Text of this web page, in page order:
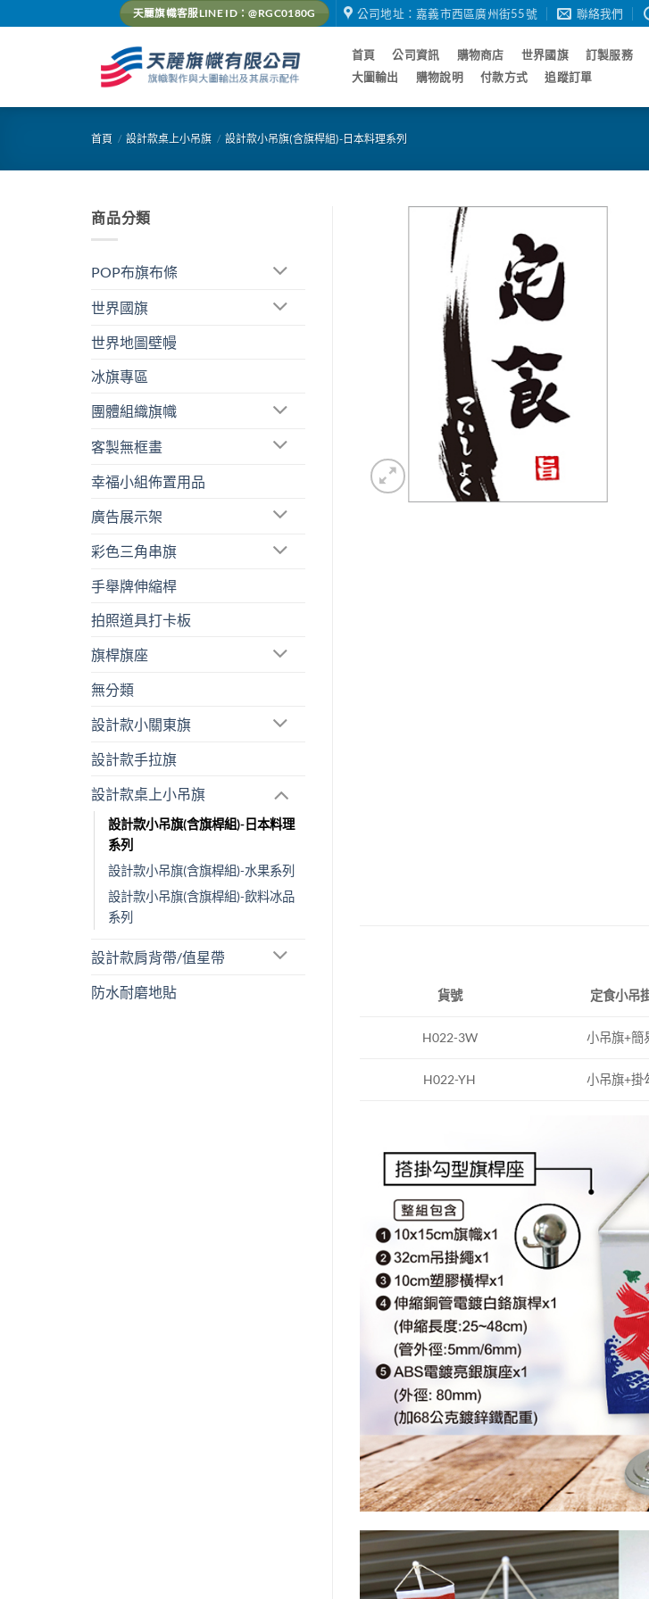
to
天麗旗幟客服LINE ID：@RGC0180G 公司地址：嘉義市西區廣州街55號 聯絡我們
首頁 公司資訊 購物商店 世界國旗 訂製服務
大圖輸出
購物說明 付款方式 追蹤訂單
首頁 / 設計款桌上小吊旗 / 設計款小吊旗(含旗桿組)-日本料理系列
商品分類
POP布旗布條
世界國旗
世界地圖壁幔
冰旗專區
團體組織旗幟
客製無框畫
幸福小組佈置用品
廣告展示架
彩色三角串旗
手舉牌伸縮桿
拍照道具打卡板
旗桿旗座
無分類
設計款小關東旗
設計款手拉旗
設計款桌上小吊旗
設計款小吊旗(含旗桿組)-日本料理
系列
設計款小吊旗(含旗桿組)-水果系列
設計款小吊旗(含旗桿組)-飲料冰品
系列
設計款肩背帶/值星帶
防水耐磨地貼 貨號 定食小吊
H022-3W 小吊旗+簡
H022-YH 小吊旗+掛